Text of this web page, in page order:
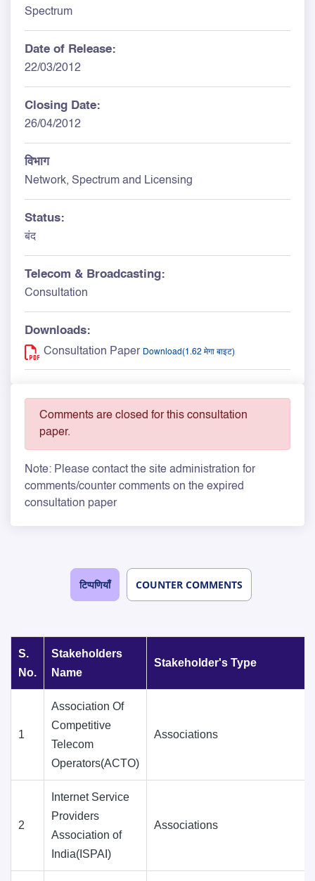
Spectrum
Date of Release:
22/03/2012
Closing Date:
26/04/2012
विभाग
Network, Spectrum and Licensing
Status:
बंद
Telecom & Broadcasting:
Consultation
Downloads:
Consultation Paper Download(1.62 मेगा बाइट)
Comments are closed for this consultation
paper.
Note: Please contact the site administration for
comments/counter comments on the expired
consultation paper
टिप्पणियाँ COUNTER COMMENTS
S.
No.
Stakeholders
Name
Stakeholder's Type
1
Association Of
Competitive
Telecom
Operators(ACTO)
Associations
2
Internet Service
Providers
Association of
India(ISPAI)
Associations